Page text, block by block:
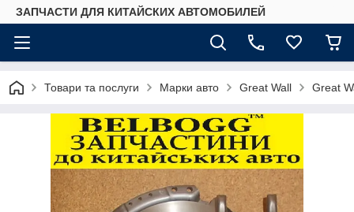
ЗАПЧАСТИ ДЛЯ КИТАЙСКИХ АВТОМОБИЛЕЙ
Товари та послуги Марки авто Great Wall Great